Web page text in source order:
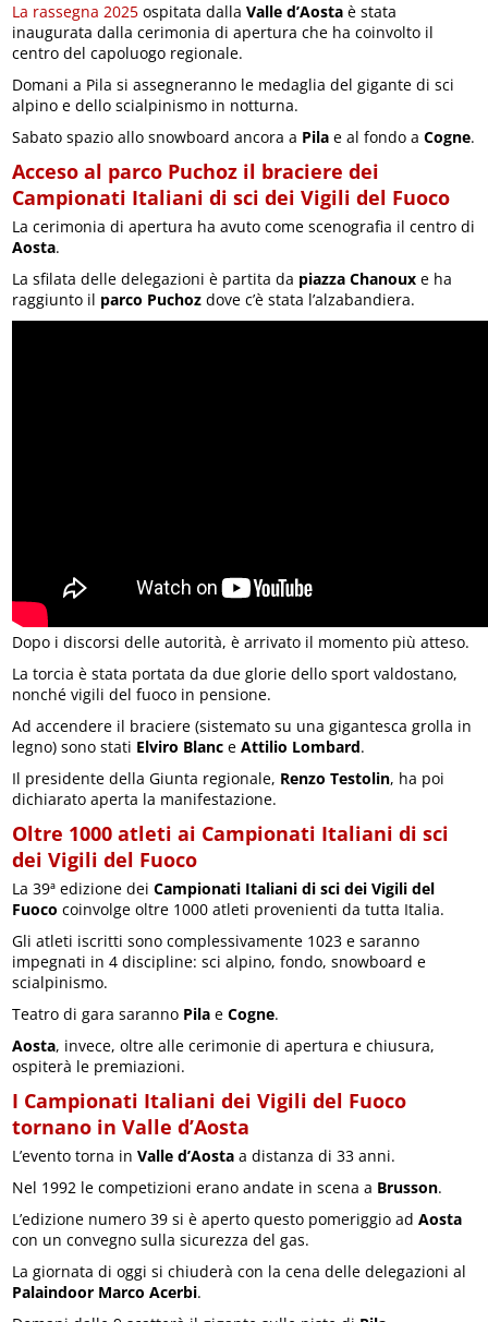
La rassegna 2025 ospitata dallaValle d’Aosta è stata
inaugurata dalla cerimonia di apertura che ha coinvolto il
centro del capoluogo regionale.
Domani a Pila si assegneranno le medaglia del gigante di sci
alpino e dello scialpinismo in notturna.
Sabato spazio allo snowboard ancora a Pila e al fondo aCogne.
Acceso al parco Puchoz il braciere dei
Campionati Italiani di sci dei Vigili del Fuoco
La cerimonia di apertura ha avuto come scenografia il centro di
Aosta.
La sfilata delle delegazioni è partita da piazza Chanoux e ha
raggiunto il parco Puchoz dove c’è stata l’alzabandiera.
Dopo i discorsi delle autorità, è arrivato il momento più atteso.
La torcia è stata portata da due glorie dello sport valdostano,
nonché vigili del fuoco in pensione.
Ad accendere il braciere (sistemato su una gigantesca grolla in
legno) sono stati Elviro Blanc eAttilio Lombard.
Il presidente della Giunta regionale, Renzo Testolin, ha poi
dichiarato aperta la manifestazione.
Oltre 1000 atleti ai Campionati Italiani di sci
dei Vigili del Fuoco
La 39ª edizione deiCampionati Italiani di sci dei Vigili del
Fuoco coinvolge oltre 1000 atleti provenienti da tutta Italia.
Gli atleti iscritti sono complessivamente 1023 e saranno
impegnati in 4 discipline: sci alpino, fondo, snowboard e
scialpinismo.
Teatro di gara saranno Pila eCogne.
Aosta, invece, oltre alle cerimonie di apertura e chiusura,
ospiterà le premiazioni.
I Campionati Italiani dei Vigili del Fuoco
tornano in Valle d’Aosta
L’evento torna inValle d’Aosta a distanza di 33 anni.
Nel 1992 le competizioni erano andate in scena a Brusson.
L’edizione numero 39 si è aperto questo pomeriggio adAosta
con un convegno sulla sicurezza del gas.
La giornata di oggi si chiuderà con la cena delle delegazioni al
Palaindoor Marco Acerbi.